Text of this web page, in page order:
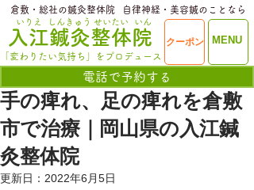
ME
​入江鍼灸整体院
いりえ
MENU
クーポン
電話で予約する
せいたい
しんきゅう いん
「変わりたい気持ち」をプロデュース
​倉敷・総社の鍼灸整体院 ​自律神経・美容鍼のことなら
手の痺れ、足の痺れを倉敷
市で治療｜岡山県の入江鍼
灸整体院
更新日： 2022年6月5日